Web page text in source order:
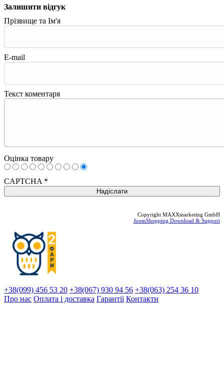
Залишити відгук
Прізвище та Ім'я
E-mail
Текст коментаря
Оцінка товару
CAPTCHA *
Copyright MAXXmarketing GmbH
JoomShopping Download & Support
+38(099) 456 53 20 +38(067) 930 94 56 +38(063) 254 36 10
Про нас Оплата і доставка Гарантіi Контакти